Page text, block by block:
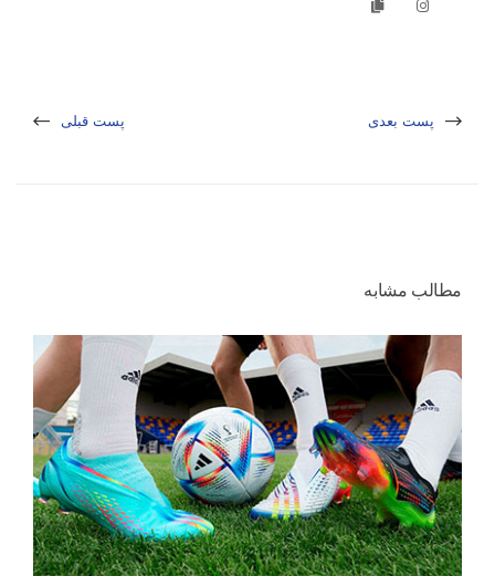
پست قبلی پست بعدی
مطالب مشابه